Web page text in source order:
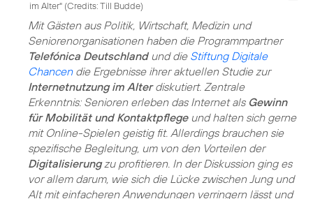
im Alter" (Credits: Till Budde)
Mit Gästen aus Politik, Wirtschaft, Medizin und
Seniorenorganisationen haben die Programmpartner
Telefónica Deutschlandund die Stiftung Digitale
Chancendie Ergebnisse ihrer aktuellen Studie zur
Internetnutzung im Alterdiskutiert. Zentrale
Erkenntnis: Senioren erleben das Internet als Gewinn
für Mobilität und Kontaktpflegeund halten sich gerne
mit Online-Spielen geistig fit. Allerdings brauchen sie
spezifische Begleitung, um von den Vorteilen der
Digitalisierungzu profitieren. In der Diskussion ging es
vor allem darum, wie sich die Lücke zwischen Jung und
Alt mit einfacheren Anwendungen verringern lässt und